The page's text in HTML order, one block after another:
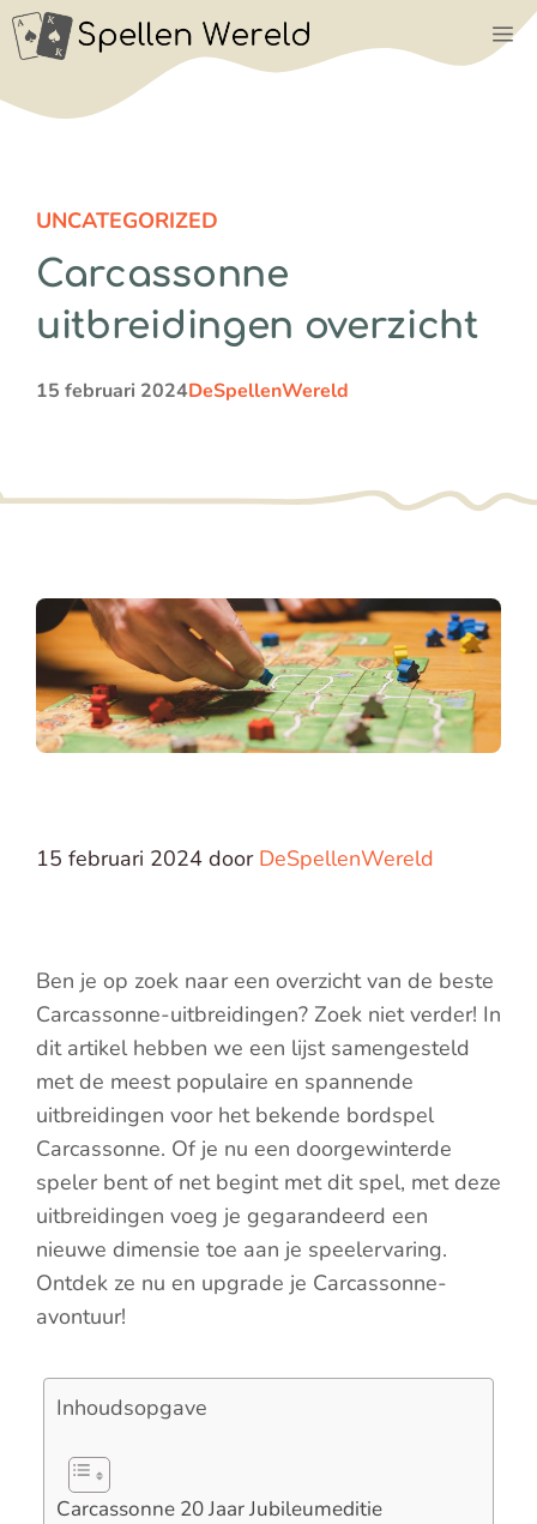
Ga
naar
inhoud
UNCATEGORIZED
Carcassonne
uitbreidingen overzicht
15 februari 2024DeSpellenWereld
15 februari 2024 door DeSpellenWereld
Ben je op zoek naar een overzicht van de beste
Carcassonne-uitbreidingen? Zoek niet verder! In
dit artikel hebben we een lijst samengesteld
met de meest populaire en spannende
uitbreidingen voor het bekende bordspel
Carcassonne. Of je nu een doorgewinterde
speler bent of net begint met dit spel, met deze
uitbreidingen voeg je gegarandeerd een
nieuwe dimensie toe aan je speelervaring.
Ontdek ze nu en upgrade je Carcassonne-
avontuur!
Inhoudsopgave
Carcassonne 20 Jaar Jubileumeditie